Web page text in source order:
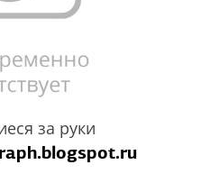
за руки